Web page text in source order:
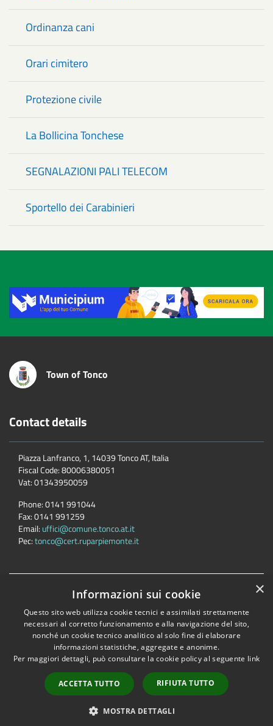
Ordinanza cani
Orari cimitero
Protezione civile
La Bollicina Tonchese
SEGNALAZIONI PALI TELECOM
Sportello dei Carabinieri
Title
Town of Tonco
Contact details
Piazza Lanfranco, 1, 14039 Tonco AT, Italia
Fiscal Code:80006380051
Vat:01343950059
Phone:0141 991044
Fax:0141 991259
Email: uffici@comune.tonco.at.it
Pec:tonco@cert.ruparpiemonte.it
Accessibility Privacy Cookie
Sitemap
Comune convenzionatoAstigov
Progetto|Convenzione|Adesioni
×
Informazioni sui cookie
Questo sito web utilizza cookie tecnici e assimilati strettamente
necessari al corretto funzionamento e alla navigazione del sito,
nonché un cookie tecnico analitico al solo fine di elaborare
informazioni statistiche, aggregate e anonime.
Per maggiori dettagli, può consultare la cookie policy al seguente link
ACCETTA TUTTO RIFIUTA TUTTO
MOSTRA DETTAGLI